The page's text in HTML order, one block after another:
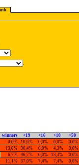
.
.
winners <19 <16 >10
>50
0,0% 10,0% 0,0% 0,0%
0,0%
13,0% 30,4% 0,0% 4,3%
0,0%
6,7% 46,7% 0,0% 13,3%
0,0%
11,1% 37,0% 7,4% 7,4%
0,0%